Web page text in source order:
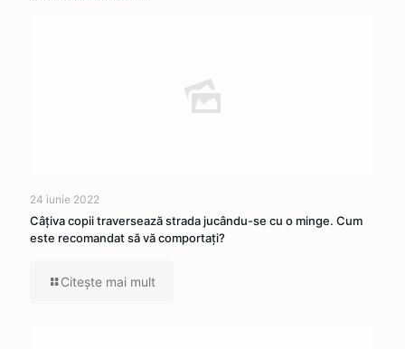
24 iunie 2022
Câţiva copii traversează strada jucându-se cu o minge. Cum
este recomandat să vă comportaţi?
Citeşte mai mult